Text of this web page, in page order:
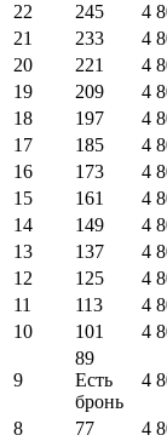
22
245
4
21
233
4
20
221
4
19
209
4
18
197
4
17
185
4
16
173
4
15
161
4
14
149
4
13
137
4
12
125
4
11
113
4
10
101 4
9
89
Есть
бронь
4
8 77
4